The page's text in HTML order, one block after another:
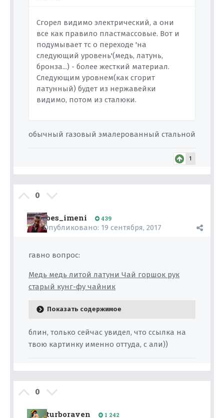
Сгорел видимо электрический, а они
все как правило пластмассовые. Вот и
подумывает тс о переходе 'на
следующий уровень'(медь, латунь,
бронза...) - более жесткий материал.
Следующим уровнем(как сгорит
латунный) будет из нержавейки
видимо, потом из сталюки.
обычный газовый эмалерованный стальной
1
0
bes_imeni 439
Опубликовано: 19 сентября, 2017
гавно вопрос:
Медь медь литой латуни Чай горшок рук
старый кунг-фу чайник
Показать содержимое
блин, только сейчас увидел, что ссылка на
твою картинку именно оттуда, с али))
0
turboraven 1 242